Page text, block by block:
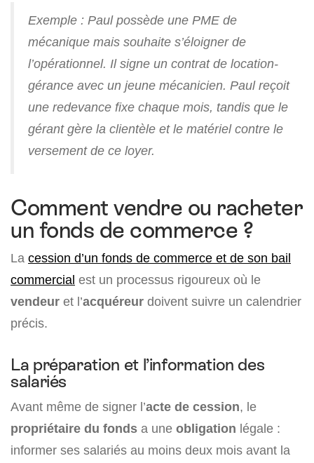
Exemple : Paul possède une PME de
mécanique mais souhaite s’éloigner de
l’opérationnel. Il signe un contrat de location-
gérance avec un jeune mécanicien. Paul reçoit
une redevance fixe chaque mois, tandis que le
gérant gère la clientèle et le matériel contre le
versement de ce loyer.
Comment vendre ou racheter
un fonds de commerce ?
La cession d’un fonds de commerce et de son bail
commercial est un processus rigoureux où le
vendeur et l’acquéreur doivent suivre un calendrier
précis.
La préparation et l’information des
salariés
Avant même de signer l’acte de cession, le
propriétaire du fonds a une obligation légale :
informer ses salariés au moins deux mois avant la